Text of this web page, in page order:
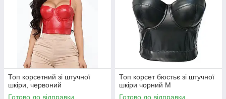
Топ корсетний зі штучної
шкіри, червоний
Готово до відправки
Топ корсет бюстьє зі штучної
шкіри чорний М
Готово до відправки